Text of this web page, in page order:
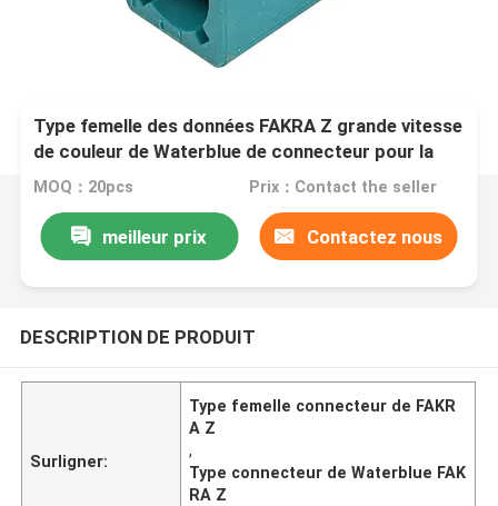
Type femelle des données FAKRA Z grande vitesse
de couleur de Waterblue de connecteur pour la
voiture
MOQ：20pcs Prix：Contact the seller
meilleur prix Contactez nous
DESCRIPTION DE PRODUIT
Surligner:
Type femelle connecteur de FAKR
A Z
,
Type connecteur de Waterblue FAK
RA Z